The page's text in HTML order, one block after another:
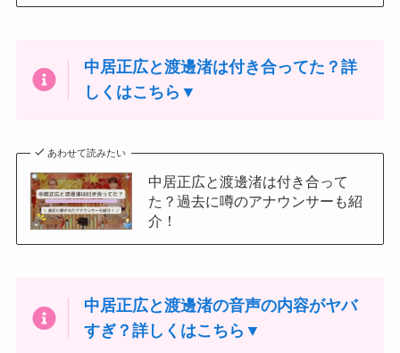
中居正広と渡邊渚は付き合ってた？詳
しくはこちら▼
あわせて読みたい
中居正広と渡邊渚は付き合って
た？過去に噂のアナウンサーも紹
介！
中居正広と渡邊渚の音声の内容がヤバ
すぎ？詳しくはこちら▼